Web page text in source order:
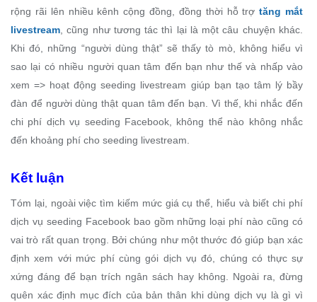
rộng rãi lên nhiều kênh cộng đồng, đồng thời hỗ trợtăng mắt
livestream, cũng như tương tác thì lại là một câu chuyện khác.
Khi đó, những “người dùng thật” sẽ thấy tò mò, không hiểu vì
sao lại có nhiều người quan tâm đến bạn như thế và nhấp vào
xem => hoạt động seeding livestream giúp bạn tạo tâm lý bầy
đàn để người dùng thật quan tâm đến bạn. Vì thế, khi nhắc đến
chi phí dịch vụ seeding Facebook, không thể nào không nhắc
đến khoảng phí cho seeding livestream.
Kết luận
Tóm lại, ngoài việc tìm kiếm mức giá cụ thể, hiểu và biết chi phí
dịch vụ seeding Facebook bao gồm những loại phí nào cũng có
vai trò rất quan trọng. Bởi chúng như một thước đó giúp bạn xác
định xem với mức phí cùng gói dịch vụ đó, chúng có thực sự
xứng đáng để bạn trích ngân sách hay không. Ngoài ra, đừng
quên xác định mục đích của bản thân khi dùng dịch vụ là gì vì